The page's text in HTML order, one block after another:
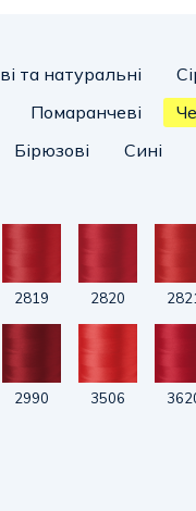
та натуральні
Помаранчеві
Бірюзові Сині
2819 2820
2990 3506